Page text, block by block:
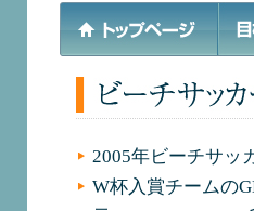
2005年ビーチサッ
W杯入賞チームの